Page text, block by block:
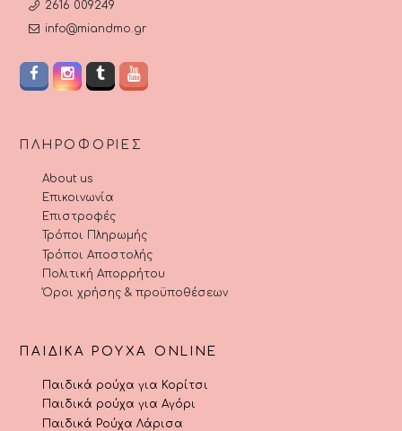
2616 009249
info@miandmo.gr
ΠΛΗΡΟΦΟΡΊΕΣ
About us
Επικοινωνία
Επιστροφές
Τρόποι Πληρωμής
Τρόποι Αποστολής
Πολιτική Απορρήτου
Όροι χρήσης & προϋποθέσεων
ΠΑΙΔΙΚΆ ΡΟΎΧΑ ONLINE
Παιδικά ρούχα για Κορίτσι
Παιδικά ρούχα για Αγόρι
Παιδικά Ρούχα Λάρισα